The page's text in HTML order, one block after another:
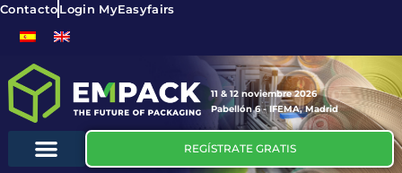
ContactoLogin MyEasyfairs
11 & 12 noviembre 2026
Pabellón 6 - IFEMA, Madrid
REGÍSTRATE GRATIS